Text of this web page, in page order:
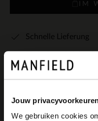
Jouw
We gebruiken cookies
IM
Schnelle Lieferung
Kostenlose
Farben